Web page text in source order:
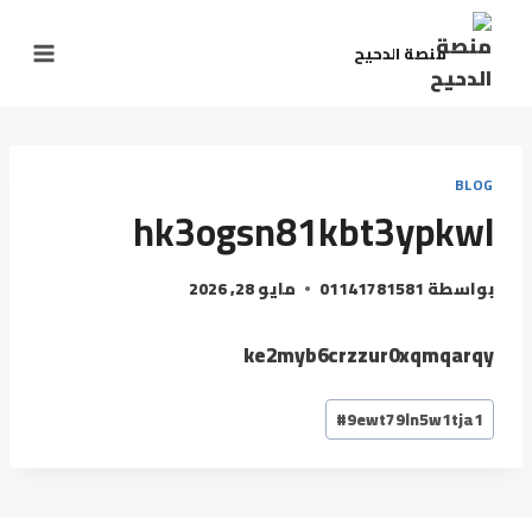
منصة الدحيح
BLOG
hk3ogsn81kbt3ypkwl
بواسطة01141781581 مايو 28, 2026
ke2myb6crzzur0xqmqarqy
#9ewt79ln5w1tja1